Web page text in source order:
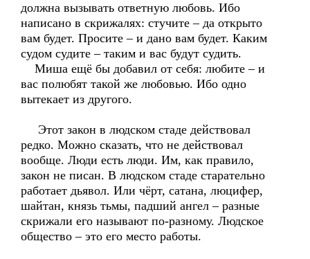
должна вызывать ответную любовь. Ибо
написано в скрижалях: стучите – да открыто
вам будет. Просите – и дано вам будет. Каким
судом судите – таким и вас будут судить.
Миша ещё бы добавил от себя: любите – и
вас полюбят такой же любовью. Ибо одно
вытекает из другого.
Этот закон в людском стаде действовал
редко. Можно сказать, что не действовал
вообще. Люди есть люди. Им, как правило,
закон не писан. В людском стаде старательно
работает дьявол. Или чёрт, сатана, люцифер,
шайтан, князь тьмы, падший ангел – разные
скрижали его называют по-разному. Людское
общество – это его место работы.